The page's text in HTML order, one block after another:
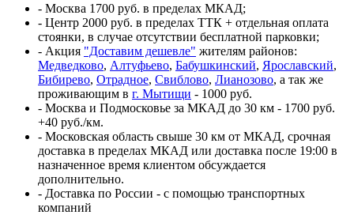
- Москва 1700 руб. в пределах МКАД;
- Центр 2000 руб. в пределах ТТК + отдельная оплата
стоянки, в случае отсутствии бесплатной парковки;
- Акция "Доставим дешевле" жителям районов:
Медведково, Алтуфьево, Бабушкинский, Ярославский,
Бибирево, Отрадное, Свиблово, Лианозово, а так же
проживающим в г. Мытищи - 1000 руб.
- Москва и Подмосковье за МКАД до 30 км - 1700 руб.
+40 руб./км.
- Московская область свыше 30 км от МКАД, срочная
доставка в пределах МКАД или доставка после 19:00 в
назначенное время клиентом обсуждается
дополнительно.
- Доставка по России - с помощью транспортных
компаний